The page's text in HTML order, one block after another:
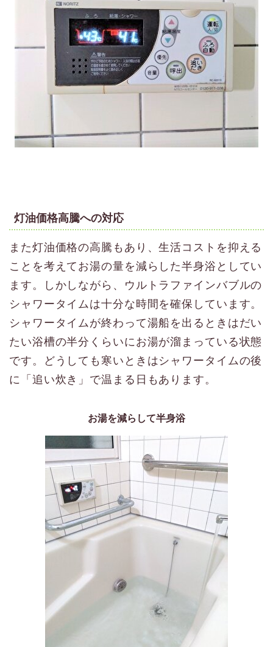
灯油価格高騰への対応
また灯油価格の高騰もあり、生活コストを抑える
ことを考えてお湯の量を減らした半身浴としてい
ます。しかしながら、ウルトラファインバブルの
シャワータイムは十分な時間を確保しています。
シャワータイムが終わって湯船を出るときはだい
たい浴槽の半分くらいにお湯が溜まっている状態
です。どうしても寒いときはシャワータイムの後
に「追い炊き」で温まる日もあります。
お湯を減らして半身浴